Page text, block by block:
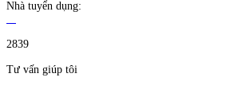
Nhà tuyển dụng:
2839
Tư vấn giúp tôi